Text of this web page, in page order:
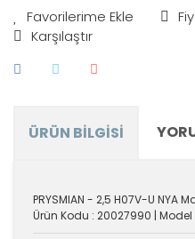
Karşılaştır
ÜRÜN BILGISI
PRYSMIAN - 2,5 H07V-U NYA
Ürün Kodu : 20027990 | Model